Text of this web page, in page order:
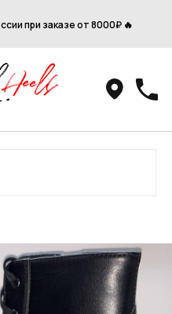
при заказе от 8000₽ 🔥